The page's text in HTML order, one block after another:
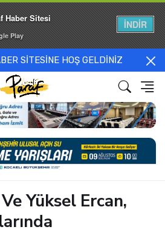
SİTESİNE HOŞ GELDİNİZ
Yüksel Ercan,
Haber Sitesi
Play
İNDİR